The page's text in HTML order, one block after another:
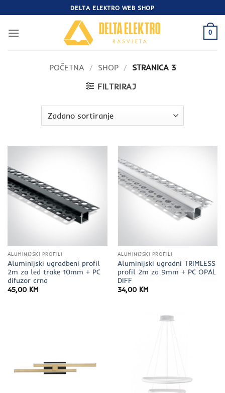
to
content
DELTA ELEKTRO WEB SHOP
0
POČETNA / SHOP / STRANICA 3
FILTRIRAJ
ALUMINIJSKI PROFILI
Aluminijski ugradbeni profil
2m za led trake 10mm + PC
difuzor crna
45,00 KM
ALUMINIJSKI PROFILI
Aluminijski ugradni TRIMLESS
profil 2m za 9mm + PC OPAL
DIFF
34,00 KM